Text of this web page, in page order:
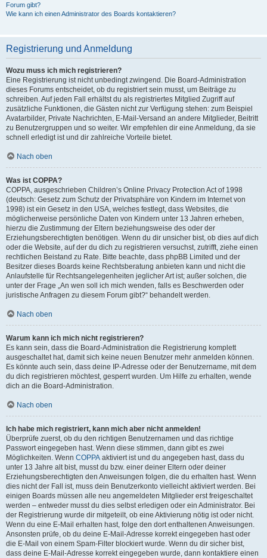
Forum gibt?
Wie kann ich einen Administrator des Boards kontaktieren?
Registrierung und Anmeldung
Wozu muss ich mich registrieren?
Eine Registrierung ist nicht unbedingt zwingend. Die Board-Administration
dieses Forums entscheidet, ob du registriert sein musst, um Beiträge zu
schreiben. Auf jeden Fall erhältst du als registriertes Mitglied Zugriff auf
zusätzliche Funktionen, die Gästen nicht zur Verfügung stehen: zum Beispiel
Avatarbilder, Private Nachrichten, E-Mail-Versand an andere Mitglieder, Beitritt
zu Benutzergruppen und so weiter. Wir empfehlen dir eine Anmeldung, da sie
schnell erledigt ist und dir zahlreiche Vorteile bietet.
Nach oben
Was ist COPPA?
COPPA, ausgeschrieben Children’s Online Privacy Protection Act of 1998
(deutsch: Gesetz zum Schutz der Privatsphäre von Kindern im Internet von
1998) ist ein Gesetz in den USA, welches festlegt, dass Websites, die
möglicherweise persönliche Daten von Kindern unter 13 Jahren erheben,
hierzu die Zustimmung der Eltern beziehungsweise des oder der
Erziehungsberechtigten benötigen. Wenn du dir unsicher bist, ob dies auf dich
oder die Website, auf der du dich zu registrieren versuchst, zutrifft, ziehe einen
rechtlichen Beistand zu Rate. Bitte beachte, dass phpBB Limited und der
Besitzer dieses Boards keine Rechtsberatung anbieten kann und nicht die
Anlaufstelle für Rechtsangelegenheiten jeglicher Art ist; außer solchen, die
unter der Frage „An wen soll ich mich wenden, falls es Beschwerden oder
juristische Anfragen zu diesem Forum gibt?“ behandelt werden.
Nach oben
Warum kann ich mich nicht registrieren?
Es kann sein, dass die Board-Administration die Registrierung komplett
ausgeschaltet hat, damit sich keine neuen Benutzer mehr anmelden können.
Es könnte auch sein, dass deine IP-Adresse oder der Benutzername, mit dem
du dich registrieren möchtest, gesperrt wurden. Um Hilfe zu erhalten, wende
dich an die Board-Administration.
Nach oben
Ich habe mich registriert, kann mich aber nicht anmelden!
Überprüfe zuerst, ob du den richtigen Benutzernamen und das richtige
Passwort eingegeben hast. Wenn diese stimmen, dann gibt es zwei
Möglichkeiten. Wenn COPPA aktiviert ist und du angegeben hast, dass du
unter 13 Jahre alt bist, musst du bzw. einer deiner Eltern oder deiner
Erziehungsberechtigten den Anweisungen folgen, die du erhalten hast. Wenn
dies nicht der Fall ist, muss dein Benutzerkonto vielleicht aktiviert werden. Bei
einigen Boards müssen alle neu angemeldeten Mitglieder erst freigeschaltet
werden – entweder musst du dies selbst erledigen oder ein Administrator. Bei
der Registrierung wurde dir mitgeteilt, ob eine Aktivierung nötig ist oder nicht.
Wenn du eine E-Mail erhalten hast, folge den dort enthaltenen Anweisungen.
Ansonsten prüfe, ob du deine E-Mail-Adresse korrekt eingegeben hast oder
die E-Mail von einem Spam-Filter blockiert wurde. Wenn du dir sicher bist,
dass deine E-Mail-Adresse korrekt eingegeben wurde, dann kontaktiere einen